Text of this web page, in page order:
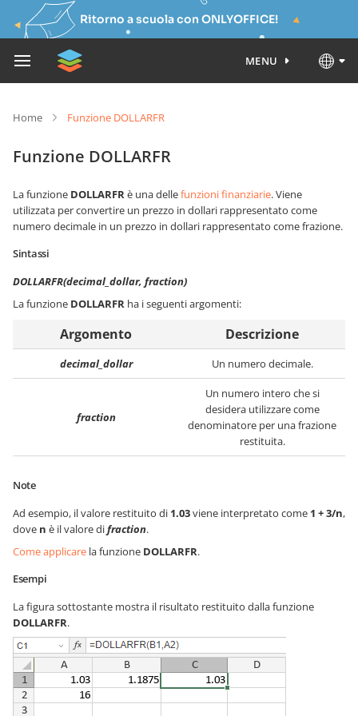
Ritorno a scuola con ONLYOFFICE!
MENU
Home Funzione DOLLARFR
Funzione DOLLARFR
La funzione DOLLARFRè una dellefunzioni finanziarie. Viene
utilizzata per convertire un prezzo in dollari rappresentato come
numero decimale in un prezzo in dollari rappresentato come frazione.
Sintassi
DOLLARFR(decimal_dollar, fraction)
La funzione DOLLARFR ha i seguenti argomenti:
Argomento Descrizione
decimal_dollar Un numero decimale.
fraction
Un numero intero che si
desidera utilizzare come
denominatore per una frazione
restituita.
Note
Ad esempio, il valore restituito di 1.03viene interpretato come 1 + 3/n,
dove n è il valore difraction.
Come applicare la funzione DOLLARFR.
Esempi
La figura sottostante mostra il risultato restituito dalla funzione
DOLLARFR.